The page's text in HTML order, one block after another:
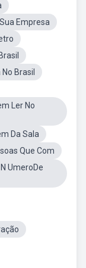
Empresa
Brasil
Ler No
Da Sala
Que Com
UmeroDe